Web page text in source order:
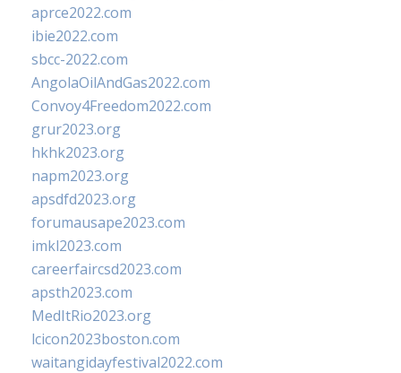
aprce2022.com
ibie2022.com
sbcc-2022.com
AngolaOilAndGas2022.com
Convoy4Freedom2022.com
grur2023.org
hkhk2023.org
napm2023.org
apsdfd2023.org
forumausape2023.com
imkl2023.com
careerfaircsd2023.com
apsth2023.com
MedItRio2023.org
lcicon2023boston.com
waitangidayfestival2022.com